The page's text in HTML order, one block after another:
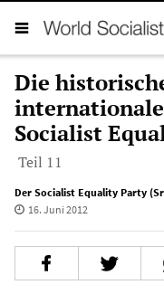
Die
Socialist
Teil 11
Der Socialist Equality Party
16. Juni 2012